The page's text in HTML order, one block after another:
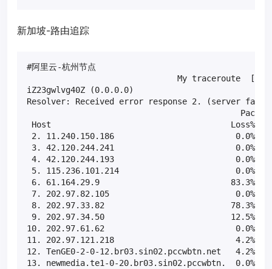
新加坡-路由追踪
#阿里云-杭州节点
My traceroute
iZ23gwlvg40Z (0.0.0.0)
Resolver: Received error response 2. (server
Host                                     Loss%   Snt
2. 11.240.150.186                         0.0%
3. 42.120.244.241                         0.0%
4. 42.120.244.193                         0.0%
5. 115.236.101.214                        0.0%
6. 61.164.29.9                           83.3%
7. 202.97.82.105                          0.0%
8. 202.97.33.82                          78.3%
9. 202.97.34.50                          12.5%
10. 202.97.61.62                           0.0%    24
11. 202.97.121.218                         4.2%
12. TenGE0-2-0-12.br03.sin02.pccwbtn.net   4.2%
13. newmedia.te1-0-20.br03.sin02.pccwbtn.  0.0%